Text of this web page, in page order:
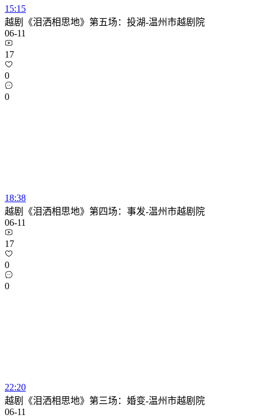
15:15
越剧《泪洒相思地》第五场：投湖-温州市越剧院
06-11
17
0
0
18:38
越剧《泪洒相思地》第四场：事发-温州市越剧院
06-11
17
0
0
22:20
越剧《泪洒相思地》第三场：婚变-温州市越剧院
06-11